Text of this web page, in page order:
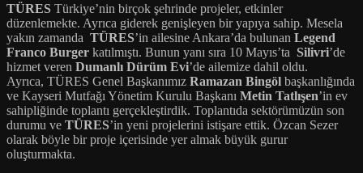
TÜRES Türkiye’nin birçok şehrinde projeler, etkinler
düzenlemekte. Ayrıca giderek genişleyen bir yapıya sahip. Mesela
yakın zamanda TÜRES’in ailesine Ankara’da bulunan Legend
Franco Burger katılmıştı. Bunun yanı sıra 10 Mayıs’ta Silivri’de
hizmet veren Dumanlı Dürüm Evi’de ailemize dahil oldu.
Ayrıca, TÜRES Genel Başkanımız Ramazan Bingöl başkanlığında
ve Kayseri Mutfağı Yönetim Kurulu Başkanı Metin Tatlışen’in ev
sahipliğinde toplantı gerçekleştirdik. Toplantıda sektörümüzün son
durumu ve TÜRES’in yeni projelerini istişare ettik. Özcan Sezer
olarak böyle bir proje içerisinde yer almak büyük gurur
oluşturmakta.